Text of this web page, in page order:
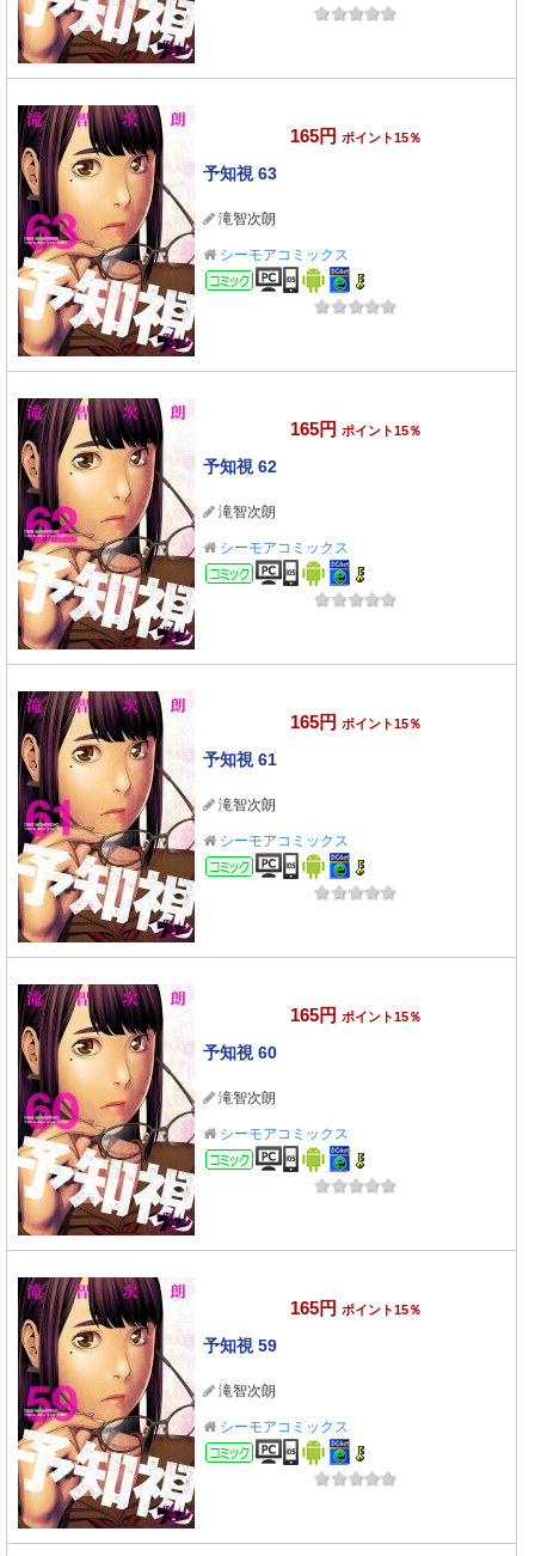
165円 ポイント15％
予知視 63
滝智次朗
シーモアコミックス
コミック
165円 ポイント15％
予知視 62
滝智次朗
シーモアコミックス
コミック
165円 ポイント15％
予知視 61
滝智次朗
シーモアコミックス
コミック
165円 ポイント15％
予知視 60
滝智次朗
シーモアコミックス
コミック
165円 ポイント15％
予知視 59
滝智次朗
シーモアコミックス
コミック